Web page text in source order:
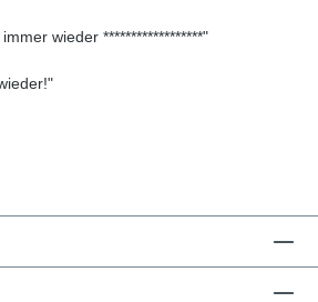
wieder ******************"